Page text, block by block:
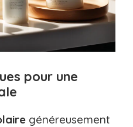
pour une
généreusement